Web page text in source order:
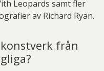
Leopards samt fler
av Richard Ryan.
från